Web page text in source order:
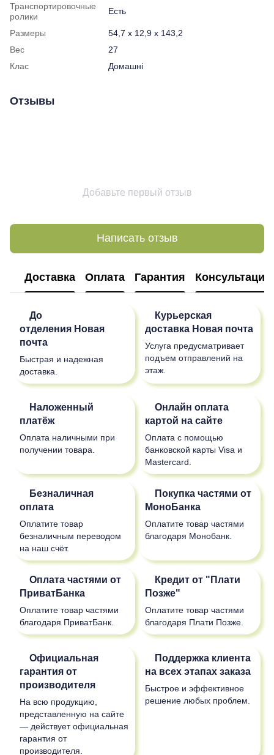
Транспортировочные
ролики
Есть
Размеры
54,7 x 12,9 x 143,2
Вес
27
Клас
Домашні
Отзывы
Добавьте первый отзыв
Написать отзыв
Доставка Оплата Гарантия Консультация
До
отделения Новая
почта
Быстрая и надежная
доставка.
Курьерская
доставка Новая почта
Услуга предусматривает
подъем отправлений на
этаж.
Наложенный
платёж
Оплата наличными при
получении товара.
Онлайн оплата
картой на сайте
Оплата с помощью
банковской карты Visa и
Mastercard.
Безналичная
оплата
Оплатите товар
безналичным переводом
на наш счёт.
Покупка частями от
МоноБанка
Оплатите товар частями
благодаря Монобанк.
Оплата частями от
ПриватБанка
Оплатите товар частями
благодаря ПриватБанк.
Кредит от "Плати
Позже"
Оплатите товар частями
благодаря Плати Позже.
Официальная
гарантия от
производителя
На всю продукцию,
представленную на сайте
— действует официальная
гарантия от
производителя.
Поддержка клиента
на всех этапах заказа
Быстрое и эффективное
решение любых проблем.